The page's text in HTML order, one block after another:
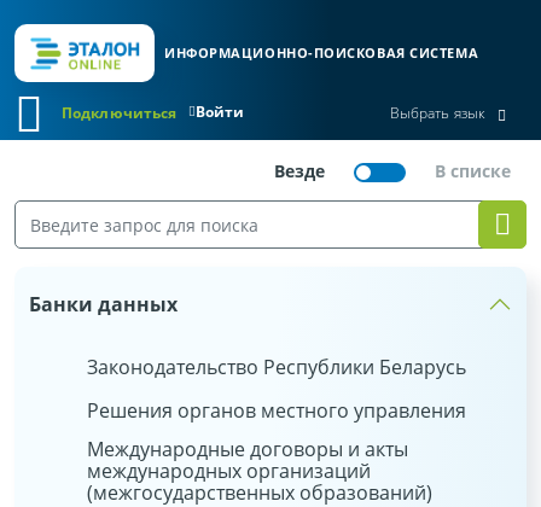
ИНФОРМАЦИОННО-ПОИСКОВАЯ СИСТЕМА
Войти
Подключиться Выбрать язык
Банки данных
Законодательство Республики Беларусь
Решения органов местного управления
Международные договоры и акты
международных организаций
(межгосударственных образований)